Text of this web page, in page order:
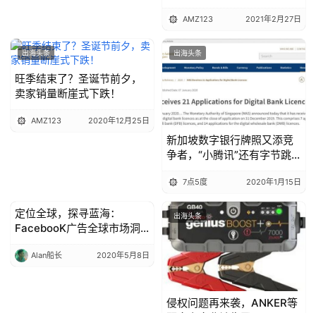
AMZ123 2021年2月27日
出海头条
旺季结束了？圣诞节前夕，
卖家销量断崖式下跌！
AMZ123 2020年12月25日
出海头条
新加坡数字银行牌照又添竞
争者，“小腾讯”还有字节跳
7点5度 2020年1月15日
出海头条
定位全球，探寻蓝海：
FacebooK广告全球市场洞
Alan船长 2020年5月8日
出海头条
侵权问题再来袭，ANKER等